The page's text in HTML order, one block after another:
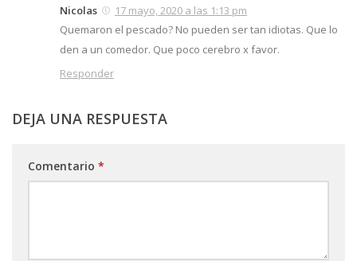
Nicolas
17 mayo, 2020 a las 1:13 pm
Quemaron el pescado? No pueden ser tan idiotas. Que lo
den a un comedor. Que poco cerebro x favor.
Responder
DEJA UNA RESPUESTA
Comentario *